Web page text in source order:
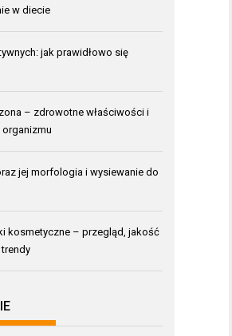
w diecie
jak prawidłowo się
– zdrowotne właściwości i
jej morfologia i wysiewanie do
kosmetyczne – przegląd, jakość